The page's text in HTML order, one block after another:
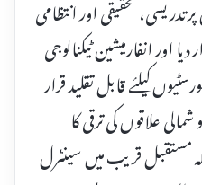
تدریسی، تحقیقی اور انتظامی
اور انفارمیشین ٹیکنالوجی
کیلئے قابل تقلید قرار
علاقوں کی ترقی کا
کہ مستقبل قریب میں سینٹرل